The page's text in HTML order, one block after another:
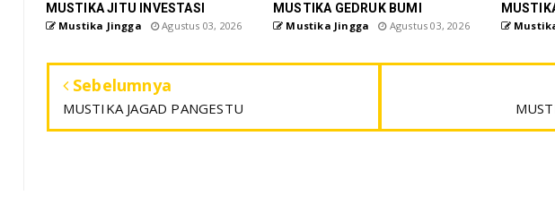
MUSTIKA JITU INVESTASI
Mustika Jingga Agustus 03, 2026
MUSTIKA GEDRUK BUMI
Mustika Jingga Agustus 03, 2026
Sebelumnya
MUSTIKA JAGAD PANGESTU